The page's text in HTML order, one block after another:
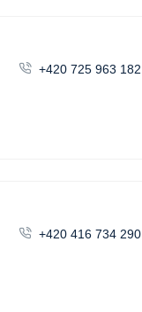
+420 725 963 182
+420 416 734 290